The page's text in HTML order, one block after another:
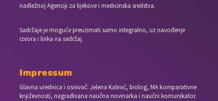
nadležnoj Agenciji za lijekove i medicinska sredstva.
Sadržaje je moguće preuzimati samo integralno, uz navođenje
izvora i linka na sadržaj.
Impressum
Glavna urednica i osnivač: Jelena Kalinić, biolog, MA komparativne
književnosti, nagrađivana naučna novinarka i naučni komunikator.